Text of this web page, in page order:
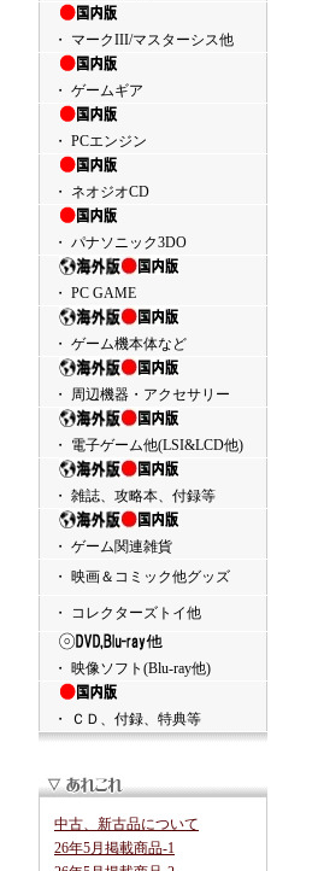
・ マークIII/マスターシス他
・ ゲームギア
・ PCエンジン
・ ネオジオCD
・ パナソニック3DO
・ PC GAME
・ ゲーム機本体など
・ 周辺機器・アクセサリー
・ 電子ゲーム他(LSI&LCD他)
・ 雑誌、攻略本、付録等
・ ゲーム関連雑貨
・ 映画＆コミック他グッズ
・ コレクターズトイ他
・ 映像ソフト(Blu-ray他)
・ ＣＤ、付録、特典等
中古、新古品について
26年5月掲載商品-1